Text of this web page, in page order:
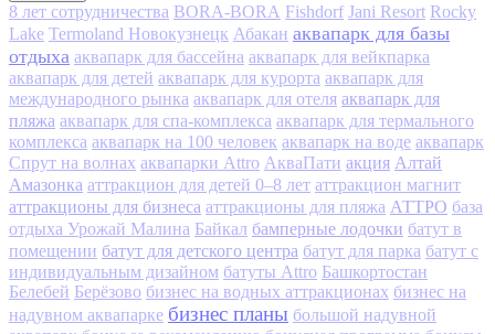
8 лет сотрудничества BORA-BORA Fishdorf Jani Resort Rocky
Lake Termoland Новокузнецк Абакан аквапарк для базы
отдыха аквапарк для бассейна аквапарк для вейкпарка
аквапарк для детей аквапарк для курорта аквапарк для
международного рынка аквапарк для отеля аквапарк для
пляжа аквапарк для спа-комплекса аквапарк для термального
комплекса аквапарк на 100 человек аквапарк на воде аквапарк
Спрут на волнах аквапарки Attro АкваПати акция Алтай
Амазонка аттракцион для детей 0–8 лет аттракцион магнит
аттракционы для бизнеса аттракционы для пляжа АТТРО база
отдыха Урожай Малина Байкал бамперные лодочки батут в
помещении батут для детского центра батут для парка батут с
индивидуальным дизайном батуты Attro Башкортостан
Белебей Берёзово бизнес на водных аттракционах бизнес на
надувном аквапарке бизнес планы большой надувной